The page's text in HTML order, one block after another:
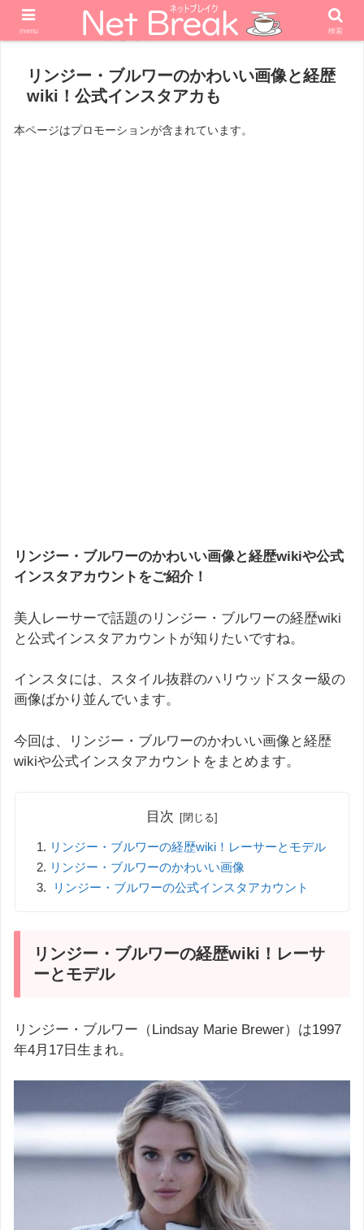
ホーム 話題の人
リンジー・ブルワーのかわいい画像と経歴
wiki！公式インスタアカも
本ページはプロモーションが含まれています。
リンジー・ブルワーのかわいい画像と経歴wikiや公式
インスタアカウントをご紹介！
美人レーサーで話題のリンジー・ブルワーの経歴wiki
と公式インスタアカウントが知りたいですね。
インスタには、スタイル抜群のハリウッドスター級の
画像ばかり並んでいます。
今回は、リンジー・ブルワーのかわいい画像と経歴
wikiや公式インスタアカウントをまとめます。
目次
リンジー・ブルワーの経歴wiki！レーサーとモデル
リンジー・ブルワーのかわいい画像
リンジー・ブルワーの公式インスタアカウント
リンジー・ブルワーの経歴wiki！レーサ
ーとモデル
リンジー・ブルワー（Lindsay Marie Brewer）は1997
年4月17日生まれ。
menu 検索